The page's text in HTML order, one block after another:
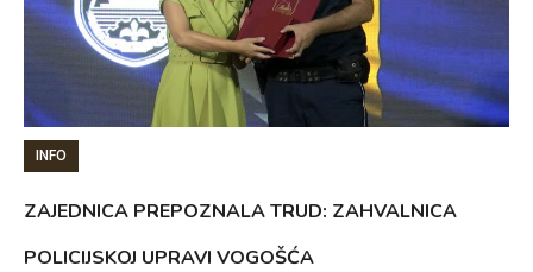
INFO
ZAJEDNICA PREPOZNALA TRUD: ZAHVALNICA
POLICIJSKOJ UPRAVI VOGOŠĆA